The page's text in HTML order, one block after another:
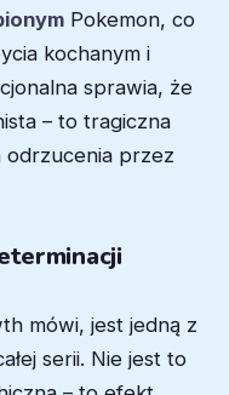
Pokemon, co
kochanym i
sprawia, że
– to tragiczna
odrzucenia przez
mówi, jest jedną z
serii. Nie jest to